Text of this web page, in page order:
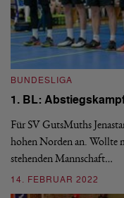
BUNDESLIGA
1. BL:
Für SV GutsMuths
hohen Norden an. Wollte
stehenden Mannschaft…
14. FEBRUAR 2022